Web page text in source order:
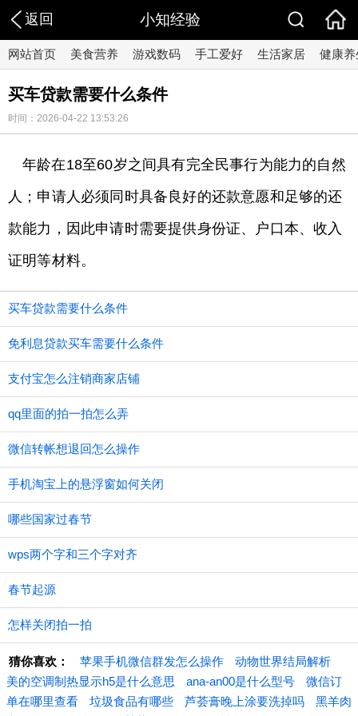
返回 小知经验
网站首页 美食营养 游戏数码 手工爱好 生活家居 健康养
买车贷款需要什么条件
时间：2026-04-22 13:53:26
年龄在18至60岁之间具有完全民事行为能力的自然
人；申请人必须同时具备良好的还款意愿和足够的还
款能力，因此申请时需要提供身份证、户口本、收入
证明等材料。
买车贷款需要什么条件
免利息贷款买车需要什么条件
支付宝怎么注销商家店铺
qq里面的拍一拍怎么弄
微信转帐想退回怎么操作
手机淘宝上的悬浮窗如何关闭
哪些国家过春节
wps两个字和三个字对齐
春节起源
怎样关闭拍一拍
猜你喜欢： 苹果手机微信群发怎么操作
动物世界结局解析
美的空调制热显示h5是什么意思
ana-an00是什么型号
微信订
单在哪里查看
垃圾食品有哪些 芦荟膏晚上涂要洗掉吗
黑羊肉